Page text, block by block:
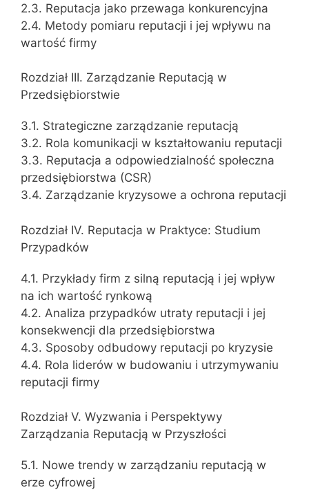
2.3. Reputacja jako przewaga konkurencyjna
2.4. Metody pomiaru reputacji i jej wpływu na
wartość firmy
Rozdział III. Zarządzanie Reputacją w
Przedsiębiorstwie
3.1. Strategiczne zarządzanie reputacją
3.2. Rola komunikacji w kształtowaniu reputacji
3.3. Reputacja a odpowiedzialność społeczna
przedsiębiorstwa (CSR)
3.4. Zarządzanie kryzysowe a ochrona reputacji
Rozdział IV. Reputacja w Praktyce: Studium
Przypadków
4.1. Przykłady firm z silną reputacją i jej wpływ
na ich wartość rynkową
4.2. Analiza przypadków utraty reputacji i jej
konsekwencji dla przedsiębiorstwa
4.3. Sposoby odbudowy reputacji po kryzysie
4.4. Rola liderów w budowaniu i utrzymywaniu
reputacji firmy
Rozdział V. Wyzwania i Perspektywy
Zarządzania Reputacją w Przyszłości
5.1. Nowe trendy w zarządzaniu reputacją w
erze cyfrowej